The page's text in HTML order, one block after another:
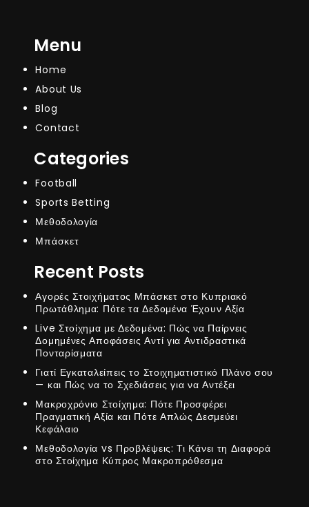
Menu
Home
About Us
Blog
Contact
Categories
Football
Sports Betting
Μεθοδολογία
Μπάσκετ
Recent Posts
Αγορές Στοιχήματος Μπάσκετ στο Κυπριακό
Πρωτάθλημα: Πότε τα Δεδομένα Έχουν Αξία
Live Στοίχημα με Δεδομένα: Πώς να Παίρνεις
Δομημένες Αποφάσεις Αντί για Αντιδραστικά
Πονταρίσματα
Γιατί Εγκαταλείπεις το Στοιχηματιστικό Πλάνο σου
— και Πώς να το Σχεδιάσεις για να Αντέξει
Μακροχρόνιο Στοίχημα: Πότε Προσφέρει
Πραγματική Αξία και Πότε Απλώς Δεσμεύει
Κεφάλαιο
Μεθοδολογία vs Προβλέψεις: Τι Κάνει τη Διαφορά
στο Στοίχημα Κύπρος Μακροπρόθεσμα